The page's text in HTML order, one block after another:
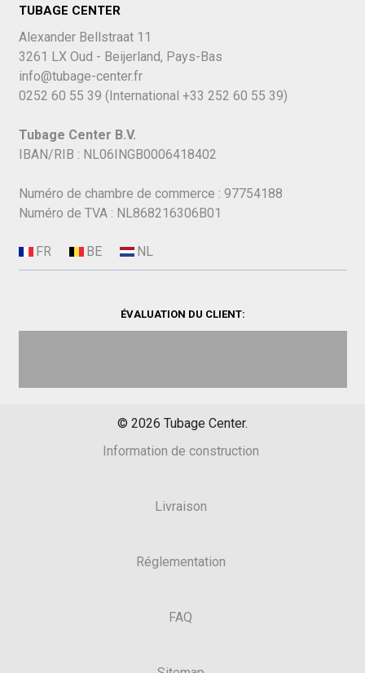
TUBAGE CENTER
Alexander Bellstraat 11
3261 LX Oud - Beijerland, Pays-Bas
info@tubage-center.fr
0252 60 55 39 (International +33 252 60 55 39)
Tubage Center B.V.
IBAN/RIB : NL06INGB0006418402
Numéro de chambre de commerce : 97754188
Numéro de TVA : NL868216306B01
ÉVALUATION DU CLIENT:
© 2026 Tubage Center.
Information de construction
Livraison
Réglementation
FAQ